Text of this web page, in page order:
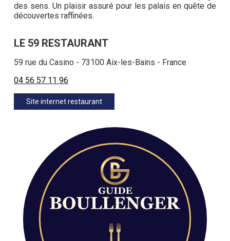
des sens. Un plaisir assuré pour les palais en quête de
découvertes raffinées.
LE 59 RESTAURANT
59 rue du Casino - 73100 Aix-les-Bains - France
04 56 57 11 96
Site internet restaurant